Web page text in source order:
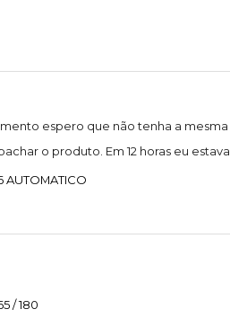
espero que não tenha a mesma
o produto. Em 12 horas eu estava
AUTOMATICO
/ 180